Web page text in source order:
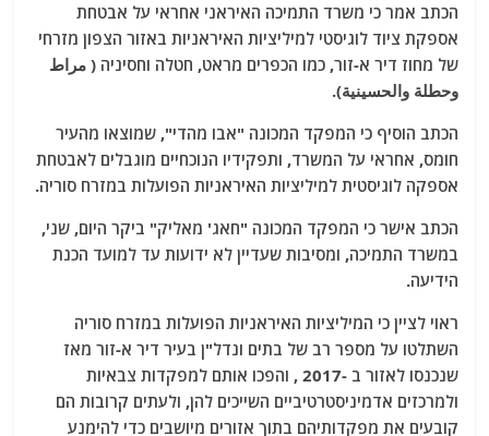
הכתב אמר כי משרד התמיכה האיראני אחראי על אבטחת
אספקת ציוד לוגיסטי למיליציות האיראניות באזור הצפון מזרחי
של מחוז דיר א-זור, כמו הכפרים מראט, חטלה וחסיניה ( مراط
وحطلة والحسينية).
הכתב הוסיף כי המפקד המכונה "אבו מהדי", שמוצאו מהעיר
חומס, אחראי על המשרד, ותפקידיו הנוכחיים מוגבלים לאבטחת
אספקה לוגיסטית למיליציות האיראניות הפועלות במזרח סוריה.
הכתב אישר כי המפקד המכונה "חאג' מאליק" ביקר היום, שני,
במשרד התמיכה, ומסיבות שעדיין לא ידועות עד למועד הכנת
הידיעה.
ראוי לציין כי המיליציות האיראניות הפועלות במזרח סוריה
השתלטו על מספר רב של בתים ונדל"ן בעיר דיר א-זור מאז
שנכנסו לאזור ב -2017
, והפכו אותם למפקדות צבאיות
ולמרכזים אדמיניסטרטיביים השייכים להן, ולעתים קרובות הם
קובעים את מפקדותיהם בתוך אזורים מיושבים כדי להימנע